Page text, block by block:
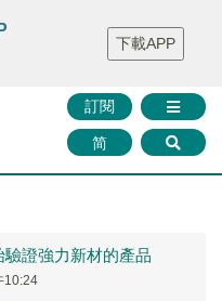
財華證券 媒體矩陣
智庫沙龍
聯絡我們
訂閱
简
下載APP
證強力新材的產品
10:24